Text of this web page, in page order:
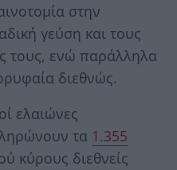
στην
γεύση και τους
τους, ενώ παράλληλα
διεθνώς.
ελαιώνες
τα 1.355
κύρους διεθνείς